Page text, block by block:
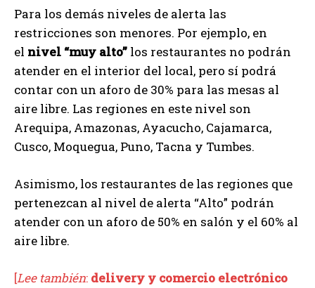
Para los demás niveles de alerta las
restricciones son menores. Por ejemplo, en
el nivel “muy alto” los restaurantes no podrán
atender en el interior del local, pero sí podrá
contar con un aforo de 30% para las mesas al
aire libre. Las regiones en este nivel son
Arequipa, Amazonas, Ayacucho, Cajamarca,
Cusco, Moquegua, Puno, Tacna y Tumbes.
Asimismo, los restaurantes de las regiones que
pertenezcan al nivel de alerta “Alto” podrán
atender con un aforo de 50% en salón y el 60% al
aire libre.
[Lee también: delivery y comercio electrónico